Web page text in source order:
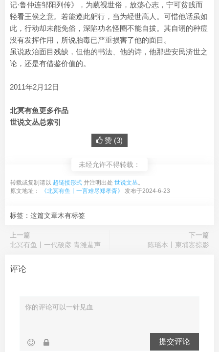
记·鲁仲连邹阳列传》，为藐视世俗，放荡心志，宁可贫贱而
轻看王侯之意。若能遵此躬行，当为经世高人。可惜他话虽如
此，行动却未能免俗，深陷功名怪圈不能自拔。其自诩的种痘
没有发挥作用，所说胎毒已严重损害了他的面目。
虽说政治面目残缺，但他的书法、他的诗，他那些安民济世之
论，还是有借鉴价值的。
2011年2月12日
北冥有鱼更多作品
世说文丛总索引
赞 (3)
未经允许不得转载：
转载或复制请以 超链接形式 并注明出处 世说文丛。
原文地址：
《北冥有鱼丨一言难尽郑孝胥》 发布于2024-6-23
标签：这篇文章木有标签
上一篇
北冥有鱼丨一代硕彦 青潍蜚声
下一篇
陈瑶本丨柬埔寨掠影
评论
提交评论